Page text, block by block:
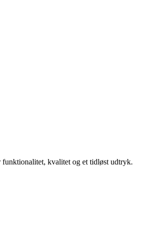
funktionalitet, kvalitet og et tidløst udtryk.